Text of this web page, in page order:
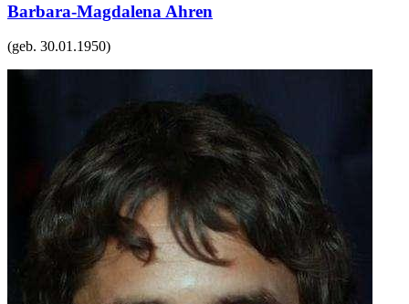
Barbara-Magdalena Ahren
(geb. 30.01.1950)